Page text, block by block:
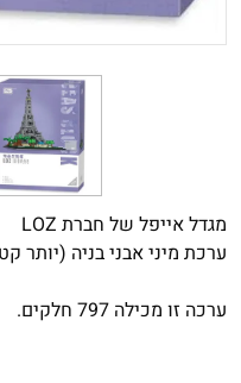
מגדל אייפל של חברת LOZ
ערכת מיני אבני בניה (יותר
ערכה זו מכילה 797 חלקים.